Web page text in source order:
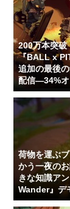
200万本突破
『BALL x
追加の最後
配信―34%オ
荷物を運ぶ
かう一夜の
きな知識ア
Wander』デ